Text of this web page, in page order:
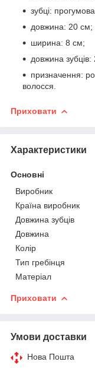
зубці:
довжина: 20 см;
ширина: 8 см;
довжина зубців:
призначення:
волосся.
Приховати
Характеристики
Основні
Виробник
Країна виробник
Довжина зубців
Довжина
Колір
Тип гребінця
Матеріал
Приховати
Умови доставки
Нова Пошта